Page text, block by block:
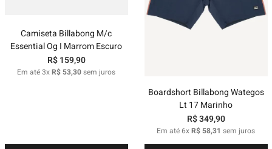
Camiseta Billabong M/c
Essential Og I Marrom Escuro
R$ 159,90
Em até3xR$ 53,30sem juros
Boardshort Billabong Wategos
Lt 17 Marinho
R$349,90
Em até6xR$ 58,31 sem juros